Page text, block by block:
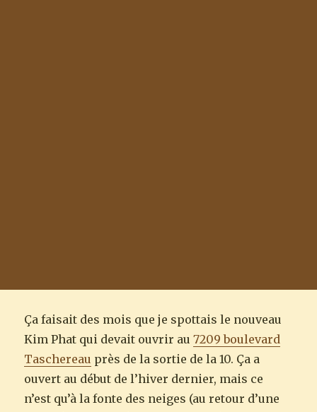
Ça faisait des mois que je spottais le nouveau
Kim Phat qui devait ouvrir au7209 boulevard
Taschereau près de la sortie de la 10. Ça a
ouvert au début de l’hiver dernier, mais ce
n’est qu’à la fonte des neiges (au retour d’une